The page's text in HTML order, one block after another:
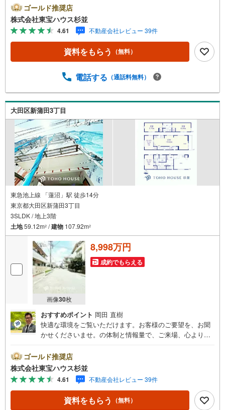
「未来カレンダー」のご提案。・ 未来に起こるであろうご
自宅リフォームをオンライン上でご提案「ミラカレクラ
ブ」。・ 不動産売却時、ご自宅を綺麗にかつ瀟洒にさせる
CG加工ホームステイジングサービス。・ 購入者様へ、税
理士による確定申告の無料セミナーをご招待いたします。
◆ご予約に際して◆日時のご希望をお伝えください。（も
（居住中物件）の手配が必要な場合がございますのでご容
案内が可能となりますのでお手数ですがご一報ください。
◆物件のご案内は◆弊社へのご来社、お客様宅へのお迎
え・最寄駅での待ち合わせ、物件周辺のコンビニ等でお待
ち合わせなど、ご希望をお伝えください。ご希望条件をお
伝え頂けましたら、ご見学希望物件以外の資料も用意して
参ります。もちろん他の物件も併せてご案内させていただ
きます。
ゴールド推奨店
株式会社東宝ハウス杉並
4.61 不動産会社レビュー 39件
資料をもらう （無料）
電話する （通話料無料）
大田区新蒲田3丁目
東急池上線 「蓮沼」駅 徒歩14分
東京都大田区新蒲田3丁目
3SLDK / 地上3階
土地59.12m2 /建物 107.92m2
画像30枚
8,998万円
成約でもらえる
おすすめポイント 岡田 直樹
快適な環境をご覧いただけます。お客様のご要望を、お聞
かせくださいませ。の体制と情報量で、ご来場、心よりお
「未来カレンダー」のご提案。・ 未来に起こるであろうご
自宅リフォームをオンライン上でご提案「ミラカレクラ
ブ」。・ 不動産売却時、ご自宅を綺麗にかつ瀟洒にさせる
CG加工ホームステイジングサービス。・ 購入者様へ、税
理士による確定申告の無料セミナーをご招待いたします。
◆ご予約に際して◆日時のご希望をお伝えください。（も
ゴールド推奨店
株式会社東宝ハウス杉並
4.61 不動産会社レビュー 39件
資料をもらう （無料）